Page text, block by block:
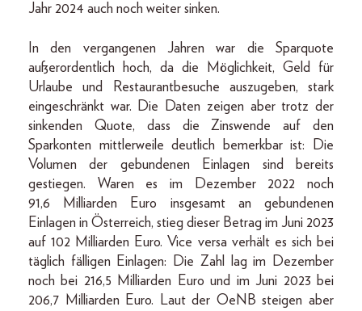
Jahr 2024 auch noch weiter sinken.
In den vergangenen Jahren war die Sparquote
außerordentlich hoch, da die Möglichkeit, Geld für
Urlaube und Restaurantbesuche auszugeben, stark
eingeschränkt war. Die Daten zeigen aber trotz der
sinkenden Quote, dass die Zinswende auf den
Sparkonten mittlerweile deutlich bemerkbar ist: Die
Volumen der gebundenen Einlagen sind bereits
gestiegen. Waren es im Dezember 2022 noch
91,6 Milliarden Euro insgesamt an gebundenen
Einlagen in Österreich, stieg dieser Betrag im Juni 2023
auf 102 Milliarden Euro. Vice versa verhält es sich bei
täglich fälligen Einlagen: Die Zahl lag im Dezember
noch bei 216,5 Milliarden Euro und im Juni 2023 bei
206,7 Milliarden Euro. Laut der OeNB steigen aber